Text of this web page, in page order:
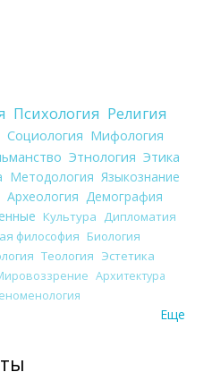
Психология Религия
Социология Мифология
Этнология Этика
Методология Языкознание
Археология Демография
Культура
Дипломатия
философия Биология
Теология Эстетика
Архитектура
Еще